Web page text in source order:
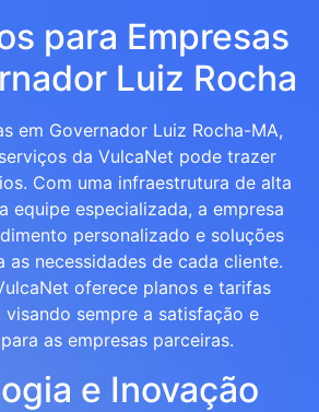
para Empresas
Luiz Rocha
em Governador Luiz Rocha-MA,
da VulcaNet pode trazer
Com uma infraestrutura de alta
equipe especializada, a empresa
personalizado e soluções
as necessidades de cada cliente.
oferece planos e tarifas
sempre a satisfação e
as empresas parceiras.
e Inovação